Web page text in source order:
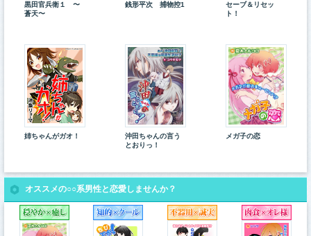
黒田官兵衛１ 〜
蒼天〜
銭形平次 捕物控1
セーブ＆リセッ
ト！
姉ちゃんがガオ！
沖田ちゃんの言う
とおりっ！
メガ子の恋
オススメの○○系男性と恋愛しませんか？